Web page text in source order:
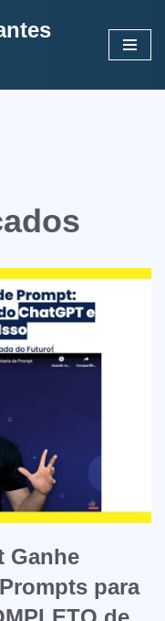
Ganhe
para